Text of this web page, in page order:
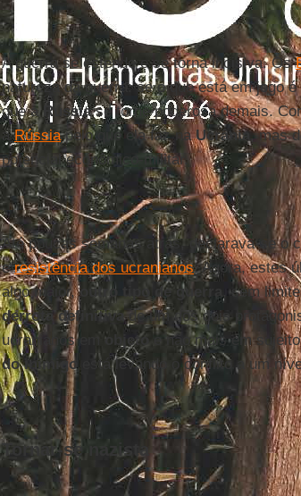
A guerra se estende e se torna incisiva. Os
natureza da guerra: se o que está em jogo
que aRússiase torne poderosa demais.
aRússiapelo que ela faz naUcrânia, mas
potencial econômico-militar.
Até poucas semanas atrás, declarava-se o
eresistência dos ucranianos. Agora, estes
algo maior,outro tipo de guerra
, sem
derrota definitivade um dos dois
ucranianos em objetoe não mais em sujeito
do inimigoestá levando o conflito a um
Tornar-se nazista